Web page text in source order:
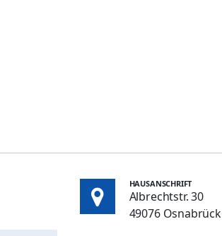
HAUSANSCHRIFT
Albrechtstr. 30
49076 Osnabrück